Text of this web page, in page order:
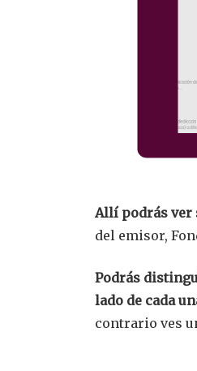
Allí podrás ver
del emisor,
Podrás
lado de cada
contrario ves